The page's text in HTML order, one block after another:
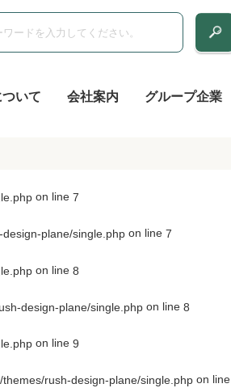
いて 会社案内 グループ企業
on line 7
plane/single.php on line 7
on line 8
design-plane/single.php on line 8
on line 9
rush-design-plane/single.php on line